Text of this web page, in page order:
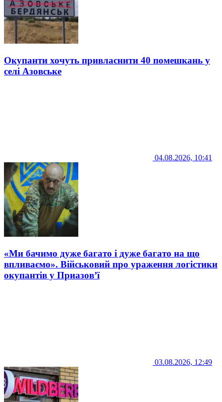
Окупанти хочуть привласнити 40 помешкань у
селі Азовське
04.08.2026, 10:41
«Ми бачимо дуже багато і дуже багато на що
впливаємо». Військовий про ураження логістики
окупантів у Приазов’ї
03.08.2026, 12:49